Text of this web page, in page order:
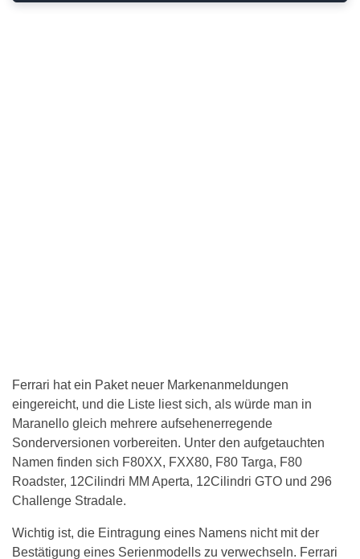
Ferrari hat ein Paket neuer Markenanmeldungen
eingereicht, und die Liste liest sich, als würde man in
Maranello gleich mehrere aufsehenerregende
Sonderversionen vorbereiten. Unter den aufgetauchten
Namen finden sich F80XX, FXX80, F80 Targa, F80
Roadster, 12Cilindri MM Aperta, 12Cilindri GTO und 296
Challenge Stradale.
Wichtig ist, die Eintragung eines Namens nicht mit der
Bestätigung eines Serienmodells zu verwechseln. Ferrari